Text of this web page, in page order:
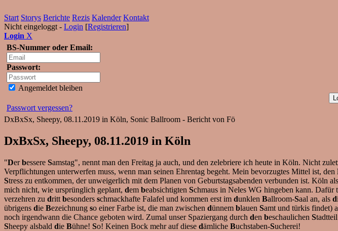
Start Storys Berichte Rezis Kalender Kontakt
Nicht eingeloggt - Login [Registrieren]
Login X
BS-Nummer oder Email:
Passwort:
Angemeldet bleiben
Passwort vergessen?
DxBxSx, Sheepy, 08.11.2019 in Köln, Sonic Ballroom - Bericht von Fö
DxBxSx, Sheepy, 08.11.2019 in Köln
"Derbessere Samstag", nennt man den Freitag ja auch, und den zelebriere ich heute in Köln. Nicht
Verpflichtungen unterwerfen muss, wenn man seinen Ehrentag begeht. Mein bevorzugtes Mittel ist, den
Stress zu entkommen, der unweigerlich mit dem Planen von Geburtstagsabenden verbunden ist. Köln
mich nicht, wie ursprünglich geplant, dem beabsichtigten Schmaus in Neles WG hingeben kann.
verzehren zu dritt besonders schmackhafte Falafel und kommen erst im dunklen Ballroom-Saal an, als d
übrigens die Bezeichnung so einer Farbe ist, die man zwischen dünnem blauen Samt und türkis findet)
noch irgendwann die Chance geboten wird. Zumal unser Spaziergang durch den beschaulichen S
Sheepy alsbald die Bühne! So! Keinen Bock mehr auf diese dämliche Buchstaben-Sucherei!